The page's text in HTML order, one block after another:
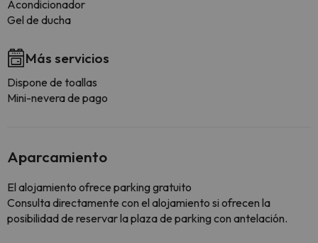
Acondicionador
Gel de ducha
Más servicios
Dispone de toallas
Mini-nevera de pago
Aparcamiento
El alojamiento ofrece parking gratuito
Consulta directamente con el alojamiento si ofrecen la
posibilidad de reservar la plaza de parking con antelación.